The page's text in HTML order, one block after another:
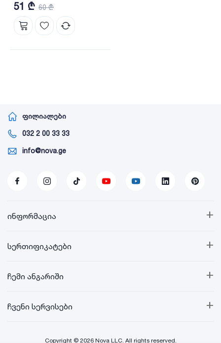
51 ₾ 60 ₾
ფილიალები
032 2 00 33 33
info@nova.ge
+
ინფორმაცია
+
სერთიფიკატები
+
ჩემი ანგარიში
+
ჩვენი სერვისები
Copyright © 2026 Nova LLC. All rights reserved.